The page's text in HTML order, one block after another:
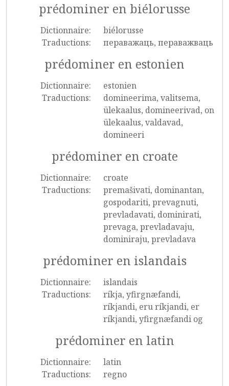
prédominer en biélorusse
Dictionnaire:
biélorusse
Traductions:
пераважаць, пераважваць
prédominer en estonien
Dictionnaire:
estonien
Traductions:
domineerima, valitsema,
ülekaalus, domineerivad, on
ülekaalus, valdavad,
domineeri
prédominer en croate
Dictionnaire:
croate
Traductions:
premašivati, dominantan,
gospodariti, prevagnuti,
prevladavati, dominirati,
prevaga, prevladavaju,
dominiraju, prevladava
prédominer en islandais
Dictionnaire:
islandais
Traductions:
ríkja, yfirgnæfandi,
ríkjandi, eru ríkjandi, er
ríkjandi, yfirgnæfandi og
prédominer en latin
Dictionnaire:
latin
Traductions:
regno